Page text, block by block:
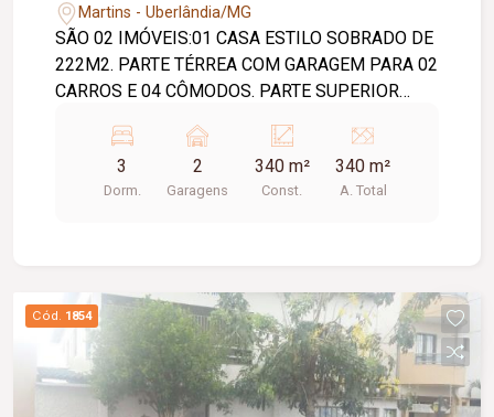
Martins - Uberlândia/MG
SÃO 02 IMÓVEIS:01 CASA ESTILO SOBRADO DE
222M2. PARTE TÉRREA COM GARAGEM PARA 02
CARROS E 04 CÔMODOS. PARTE SUPERIOR
BANHEIRO SOCIAL, COZINHA E ÁREA DE
SERVIÇO. 01 CASA RESIDENCIAL DE 161M2
COM 02 SALAS, 03 QUARTOS, BANHEIRO
3
Dorm.
2
Garagens
340 m²
Const.
340 m²
A. Total
Cód. 1854